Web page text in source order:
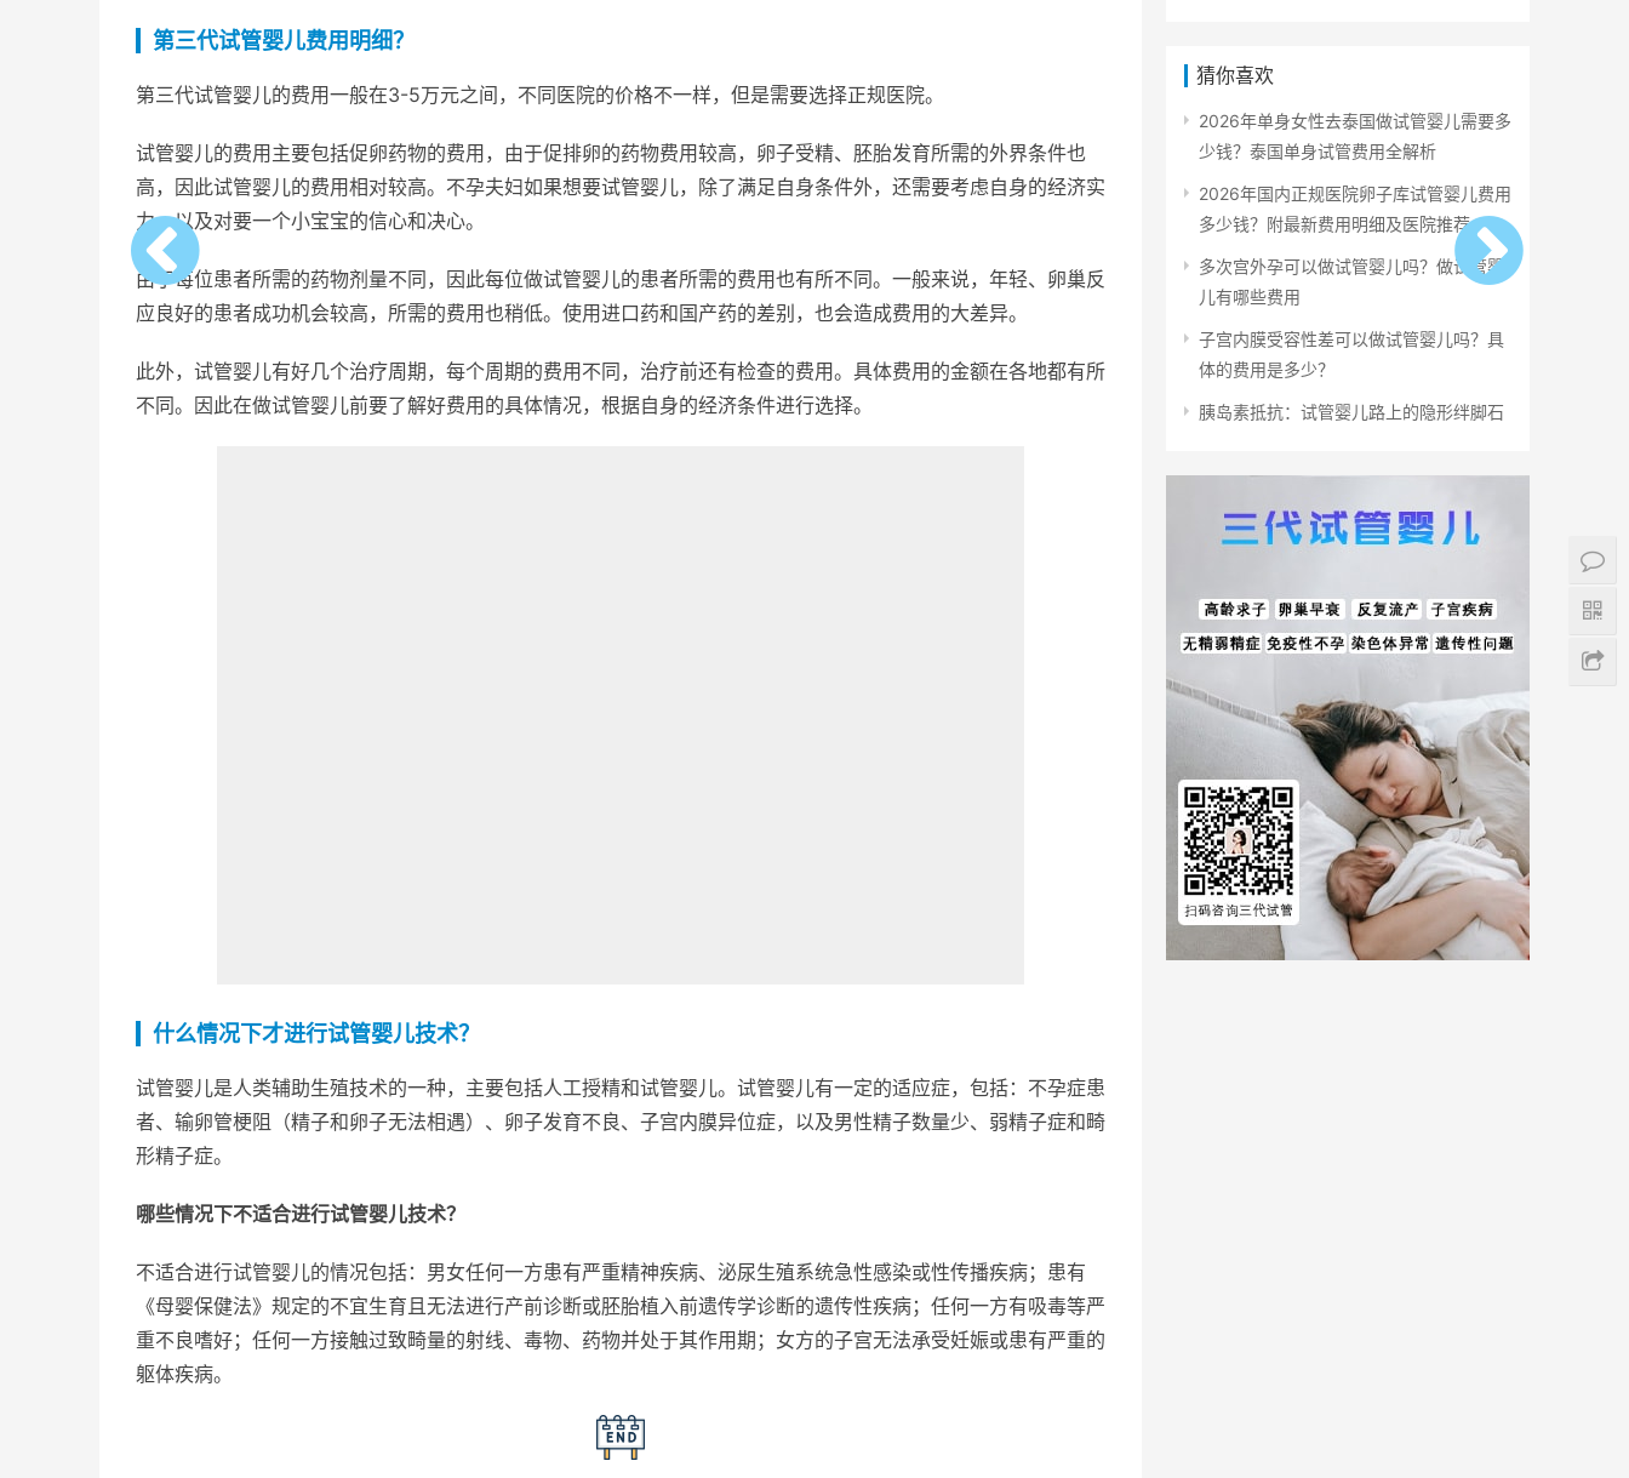
第三代试管婴儿费用明细？
第三代试管婴儿的费用一般在3-5万元之间，不同医院的价格不一样，但是需要选择正规医院。
试管婴儿的费用主要包括促卵药物的费用，由于促排卵的药物费用较高，卵子受精、胚胎发育所需的外界条件也
高，因此试管婴儿的费用相对较高。不孕夫妇如果想要试管婴儿，除了满足自身条件外，还需要考虑自身的经济实
力，以及对要一个小宝宝的信心和决心。
由于每位患者所需的药物剂量不同，因此每位做试管婴儿的患者所需的费用也有所不同。一般来说，年轻、卵巢反
应良好的患者成功机会较高，所需的费用也稍低。使用进口药和国产药的差别，也会造成费用的大差异。
此外，试管婴儿有好几个治疗周期，每个周期的费用不同，治疗前还有检查的费用。具体费用的金额在各地都有所
不同。因此在做试管婴儿前要了解好费用的具体情况，根据自身的经济条件进行选择。
什么情况下才进行试管婴儿技术？
试管婴儿是人类辅助生殖技术的一种，主要包括人工授精和试管婴儿。试管婴儿有一定的适应症，包括：不孕症患
者、输卵管梗阻（精子和卵子无法相遇）、卵子发育不良、子宫内膜异位症，以及男性精子数量少、弱精子症和畸
形精子症。
哪些情况下不适合进行试管婴儿技术？
不适合进行试管婴儿的情况包括：男女任何一方患有严重精神疾病、泌尿生殖系统急性感染或性传播疾病；患有
《母婴保健法》规定的不宜生育且无法进行产前诊断或胚胎植入前遗传学诊断的遗传性疾病；任何一方有吸毒等严
重不良嗜好；任何一方接触过致畸量的射线、毒物、药物并处于其作用期；女方的子宫无法承受妊娠或患有严重的
躯体疾病。
猜你喜欢
2026年单身女性去泰国做试管婴儿需要多
少钱？泰国单身试管费用全解析
2026年国内正规医院卵子库试管婴儿费用
多少钱？附最新费用明细及医院推荐
多次宫外孕可以做试管婴儿吗？做试管婴
儿有哪些费用
子宫内膜受容性差可以做试管婴儿吗？具
体的费用是多少？
胰岛素抵抗：试管婴儿路上的隐形绊脚石